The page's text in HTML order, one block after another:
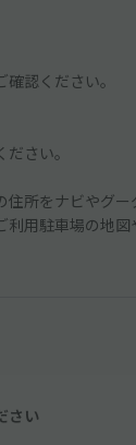
認ください。
さい。
所をナビやグー
用駐車場の地図
さい